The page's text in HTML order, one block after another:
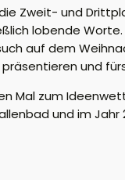
Zweit- und
lobende
auf dem
und
Mal zum
und im